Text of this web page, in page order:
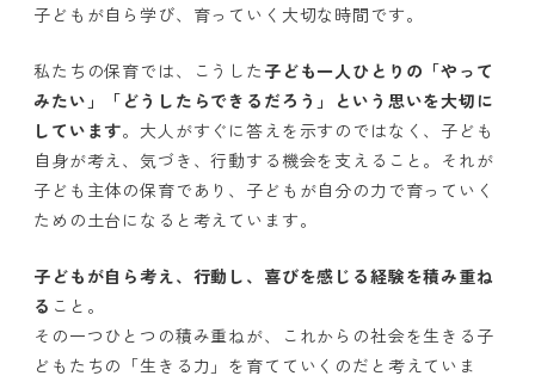
子どもが自ら学び、育っていく大切な時間です。
私たちの保育では、こうした 子ども一人ひとりの「やって
みたい」「どうしたらできるだろう」という思いを大切に
しています。大人がすぐに答えを示すのではなく、子ども
自身が考え、気づき、行動する機会を支えること。それが
子ども主体の保育であり、子どもが自分の力で育っていく
ための土台になると考えています。
子どもが自ら考え、行動し、喜びを感じる経験を積み重ね
る こと。
その一つひとつの積み重ねが、これからの社会を生きる子
どもたちの「生きる力」を育てていくのだと考えていま